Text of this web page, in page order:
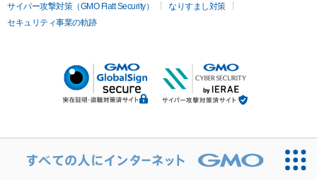
サイバー攻撃対策（GMO Flatt Security）
なりすまし対策
セキュリティ事業の軌跡